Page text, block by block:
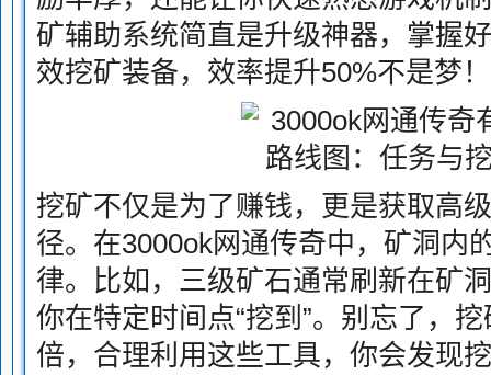
矿辅助系统简直是升级神器，掌握
效挖矿装备，效率提升50%不是梦！
挖矿不仅是为了赚钱，更是获取高
径。在3000ok网通传奇中，矿洞内
律。比如，三级矿石通常刷新在矿
你在特定时间点“挖到”。别忘了，
倍，合理利用这些工具，你会发现